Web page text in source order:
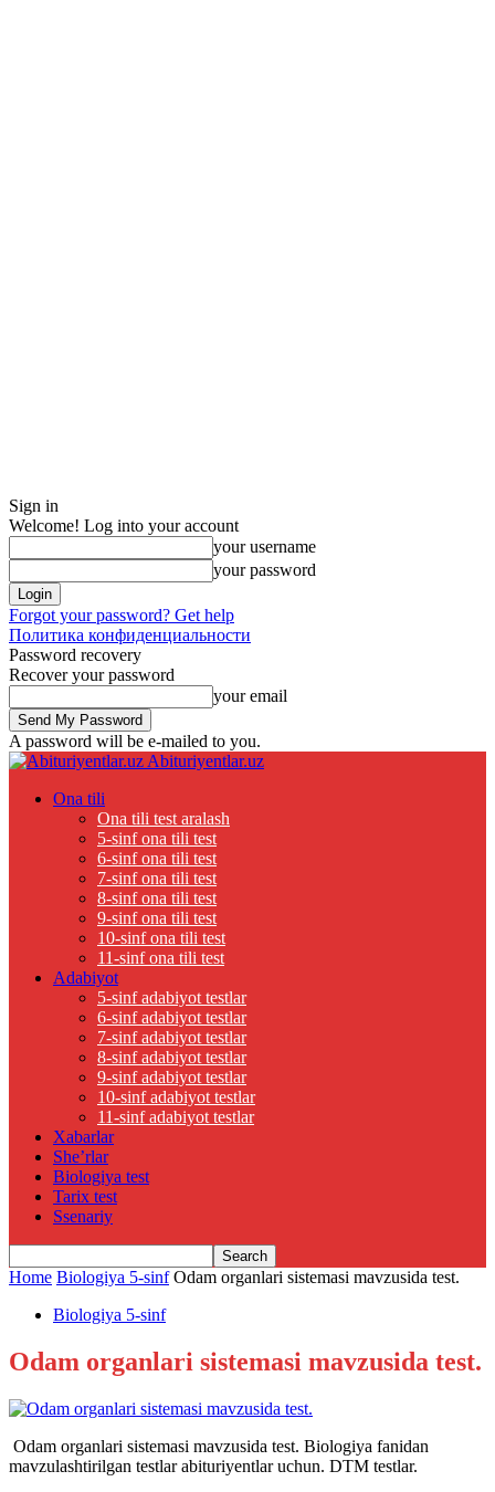
Sign in
Welcome! Log into your account
your username
your password
Forgot your password? Get help
Политика конфиденциальности
Password recovery
Recover your password
your email
A password will be e-mailed to you.
Abituriyentlar.uz
Ona tili
Ona tili test aralash
5-sinf ona tili test
6-sinf ona tili test
7-sinf ona tili test
8-sinf ona tili test
9-sinf ona tili test
10-sinf ona tili test
11-sinf ona tili test
Adabiyot
5-sinf adabiyot testlar
6-sinf adabiyot testlar
7-sinf adabiyot testlar
8-sinf adabiyot testlar
9-sinf adabiyot testlar
10-sinf adabiyot testlar
11-sinf adabiyot testlar
Xabarlar
She’rlar
Biologiya test
Tarix test
Ssenariy
Home Biologiya 5-sinf Odam organlari sistemasi mavzusida test.
Biologiya 5-sinf
Odam organlari sistemasi mavzusida test.
Odam organlari sistemasi mavzusida test. Biologiya fanidan
mavzulashtirilgan testlar abituriyentlar uchun. DTM testlar.